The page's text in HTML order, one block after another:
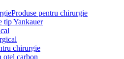
Produse pentru chirurgie
tip Yankauer
chirurgie
otel carbon